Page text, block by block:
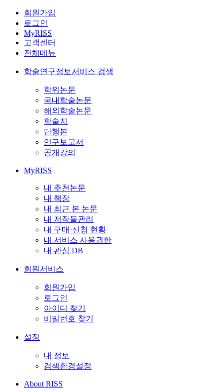
회원가입
로그인
MyRISS
고객센터
전체메뉴
학술연구정보서비스 검색
학위논문
국내학술논문
해외학술논문
학술지
단행본
연구보고서
공개강의
MyRISS
내 추천논문
내 책장
내 최근 본 논문
내 저작물관리
내 구매·신청 현황
내 서비스 사용권한
내 관심 DB
회원서비스
회원가입
로그인
아이디 찾기
비밀번호 찾기
설정
내 정보
검색환경설정
About RISS